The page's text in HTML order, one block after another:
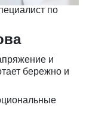
по
и
бережно и